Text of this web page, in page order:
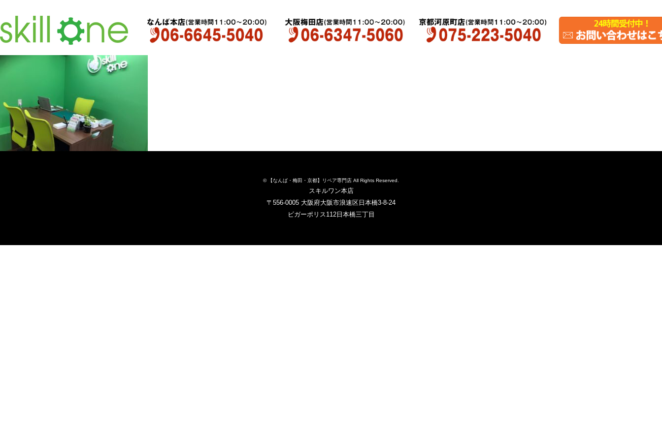
© 【なんば・梅田・京都】リペア専門店 All Rights Reserved.
スキルワン本店
〒556-0005 大阪府大阪市浪速区日本橋3-8-24
ビガーポリス112日本橋三丁目